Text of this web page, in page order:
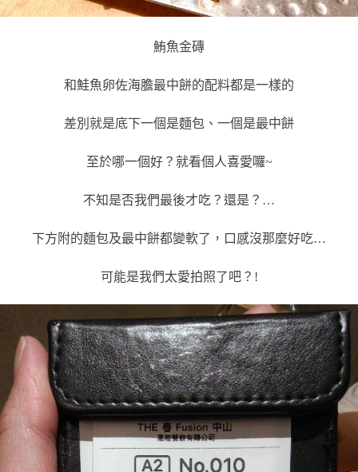
鮪魚金磚
和鮭魚卵佐海膽最中餅的配料都是一樣的
差別就是底下一個是麵包、一個是最中餅
至於哪一個好？就看個人喜愛囉~
不知是否我們最後才吃？還是？…
下方附的麵包及最中餅都變軟了，口感沒那麼好吃…
可能是我們太愛拍照了吧？!